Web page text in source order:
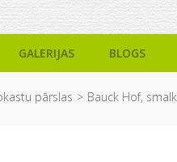
GALERIJAS BLOGS
pārslas Bauck Hof,